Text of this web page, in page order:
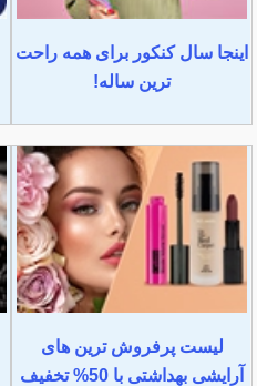
اینجا سال کنکور برای همه راحت
ترین ساله!
لیست پرفروش ترین های
آرایشی بهداشتی با 50% تخفیف